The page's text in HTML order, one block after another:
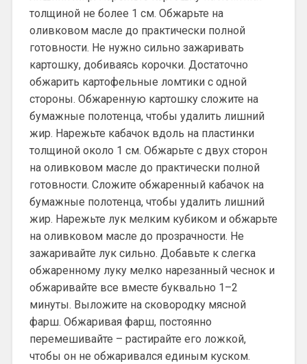
толщиной не более 1 см. Обжарьте на
оливковом масле до практически полной
готовности. Не нужно сильно зажаривать
картошку, добиваясь корочки. Достаточно
обжарить картофельные ломтики с одной
стороны. Обжаренную картошку сложите на
бумажные полотенца, чтобы удалить лишний
жир. Нарежьте кабачок вдоль на пластинки
толщиной около 1 см. Обжарьте с двух сторон
на оливковом масле до практически полной
готовности. Сложите обжаренный кабачок на
бумажные полотенца, чтобы удалить лишний
жир. Нарежьте лук мелким кубиком и обжарьте
на оливковом масле до прозрачности. Не
зажаривайте лук сильно. Добавьте к слегка
обжаренному луку мелко нарезанный чеснок и
обжаривайте все вместе буквально 1–2
минуты. Выложите на сковородку мясной
фарш. Обжаривая фарш, постоянно
перемешивайте – растирайте его ложкой,
чтобы он не обжаривался единым куском.